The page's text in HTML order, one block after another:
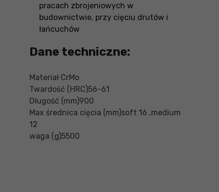
pracach zbrojeniowych w
budownictwie, przy cięciu drutów i
łańcuchów
Dane techniczne:
Materiał CrMo
Twardość (HRC)56-61
Długość (mm)900
Max średnica cięcia (mm)soft 16 ,medium
12
waga (g)5500